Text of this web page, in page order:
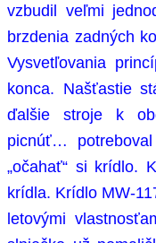
vzbudil veľmi
brzdenia zadných
Vysvetľovania
konca. Našťastie
ďalšie stroje k
picnúť…
„očahať“ si krídlo.
krídla. Krídlo MW-
letovými